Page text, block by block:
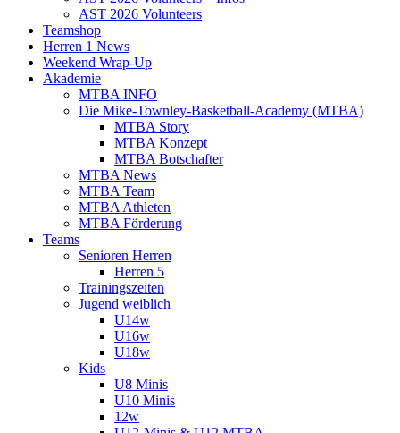
AST 2026 Volunteers
Teamshop
Herren 1 News
Weekend Wrap-Up
Akademie
MTBA INFO
Die Mike-Townley-Basketball-Academy (MTBA)
MTBA Story
MTBA Konzept
MTBA Botschafter
MTBA News
MTBA Team
MTBA Athleten
MTBA Förderung
Teams
Senioren Herren
Herren 5
Trainingszeiten
Jugend weiblich
U14w
U16w
U18w
Kids
U8 Minis
U10 Minis
12w